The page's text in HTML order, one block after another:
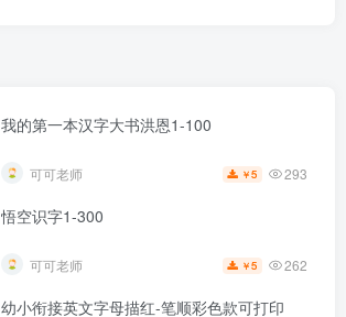
我的第一本汉字大书洪恩1-100
可可老师 ￥5 293
悟空识字1-300
可可老师 ￥5 262
幼小衔接英文字母描红-笔顺彩色款可打印